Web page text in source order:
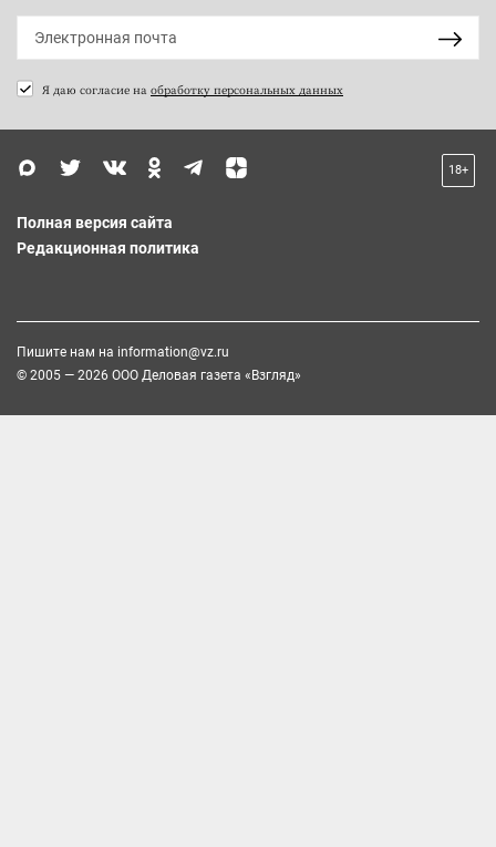
Я даю согласие на обработку персональных данных
18+
Полная версия сайта
Редакционная политика
Пишите нам на information@vz.ru
© 2005 — 2026 ООО Деловая газета «Взгляд»